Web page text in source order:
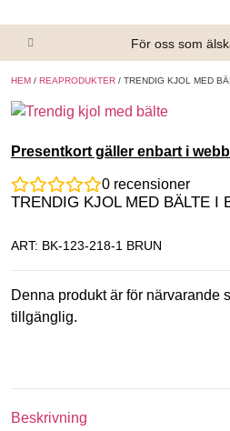
För oss som
HEM / REAPRODUKTER / TRENDIG KJOL MED
Presentkort gäller enbart i
0 recensioner
TRENDIG KJOL MED BÄLTE I
ART: BK-123-218-1 BRUN
Denna produkt är för närvarande
tillgänglig.
Beskrivning